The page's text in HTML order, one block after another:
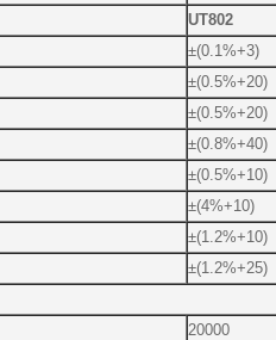
UT802
±(0.1%+3)
±(0.5%+20)
±(0.5%+20)
±(0.8%+40)
±(0.5%+10)
±(4%+10)
±(1.2%+10)
±(1.2%+25)
20000